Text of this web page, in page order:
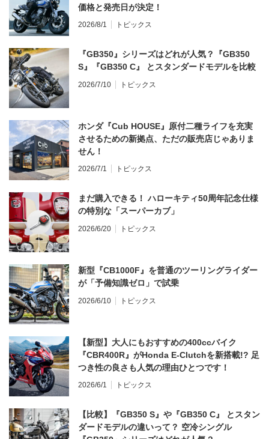
価格と発売日が決定！
2026/8/1 トピックス
『GB350』シリーズはどれが人気？『GB350
S』『GB350 C』 とスタンダードモデルを比較
2026/7/10 トピックス
ホンダ『Cub HOUSE』原付二種ライフを充実
させるための新拠点、ただの販売店じゃありま
せん！
2026/7/1 トピックス
まだ購入できる！ ハローキティ50周年記念仕様
の特別な「スーパーカブ」
2026/6/20 トピックス
新型『CB1000F』を普通のツーリングライダー
が「予備知識ゼロ」で試乗
2026/6/10 トピックス
【新型】大人にもおすすめの400ccバイク
『CBR400R』がHonda E-Clutchを新搭載!? 足
つき性の良さも人気の理由ひとつです！
2026/6/1 トピックス
【比較】『GB350 S』や『GB350 C』 とスタン
ダードモデルの違いって？ 空冷シングル